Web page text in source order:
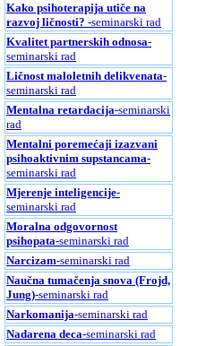
Kako psihoterapija utiče na
razvoj ličnosti? -seminarski rad
Kvalitet partnerskih odnosa-
seminarski rad
Ličnost maloletnih delikvenata-
seminarski rad
Mentalna retardacija-seminarski
rad
Mentalni poremećaji izazvani
psihoaktivnim supstancama-
seminarski rad
Mjerenje inteligencije-
seminarski rad
Moralna odgovornost
psihopata-seminarski rad
Narcizam-seminarski rad
Naučna tumačenja snova (Frojd,
Jung)-seminarski rad
Narkomanija-seminarski rad
Nadarena deca-seminarski rad